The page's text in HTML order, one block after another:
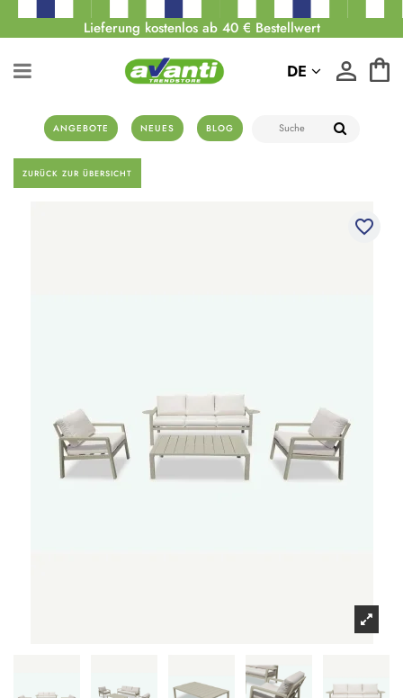
Lieferung kostenlos ab 40 € Bestellwert
ANGEBOTE NEUES BLOG
DE
ZURÜCK ZUR ÜBERSICHT
favorite_border